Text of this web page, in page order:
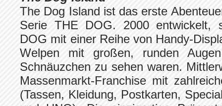
The Dog Island ist das erste
Serie THE DOG. 2000 entwickelt,
DOG mit einer Reihe von Handy-
Welpen mit großen, runden
Schnäuzchen zu sehen waren.
Massenmarkt-Franchise mit
(Tassen, Kleidung, Postkarten,